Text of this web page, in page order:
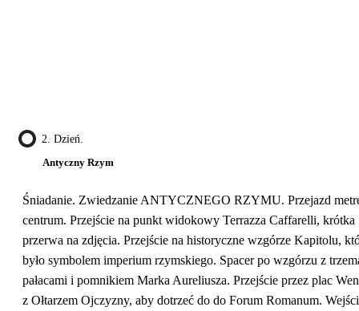
2. Dzień.
Antyczny Rzym
Śniadanie. Zwiedzanie ANTYCZNEGO RZYMU. Przejazd
centrum. Przejście na punkt widokowy Terrazza Caffarelli, krótka
przerwa na zdjęcia. Przejście na historyczne wzgórze Kapitolu,
było symbolem imperium rzymskiego. Spacer po wzgórzu z
pałacami i pomnikiem Marka Aureliusza. Przejście przez plac
z Ołtarzem Ojczyzny, aby dotrzeć do do Forum Romanum.